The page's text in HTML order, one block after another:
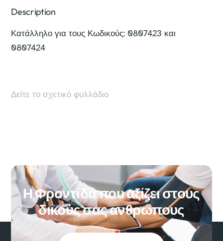
Description
Κατάλληλο για τους Κωδικούς: 0807423 και
0807424
Δείτε το σχετικό φυλλάδιο
Η Φροντίδα που αξίζει στους
δικούς σας ανθρώπους